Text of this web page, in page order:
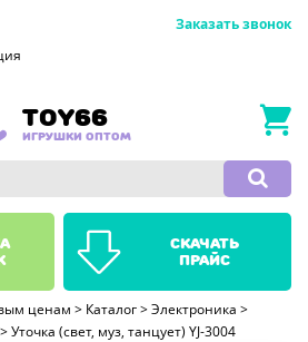
Заказать звонок
TOY66
ИГРУШКИ ОПТОМ
ценам > Каталог > Электроника >
> Уточка (свет, муз, танцует) YJ-3004
скачать
прайс